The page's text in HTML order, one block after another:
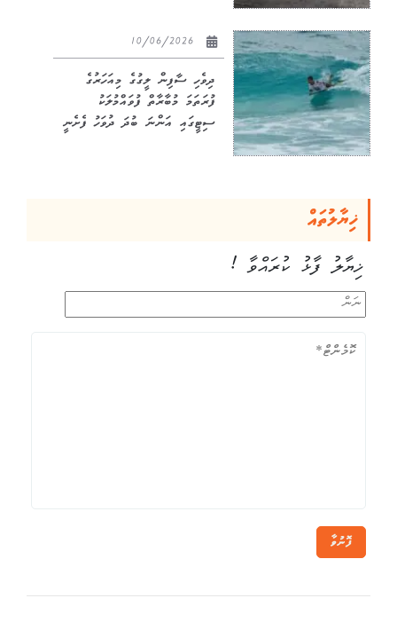
ދިވެހި ސާފިން ލީގުގެ މިއަހަރުގެ
ފުރަތަމަ މުބާރާތް ފުވައްމުލަކު
ސިޓީގައި އަންނަ ބުދަ ދުވަހު ފެށެނީ
ޚިޔާލުތައް
ޚިޔާލު ފާޅު ކުރައްވާ !
ފޮނުވާ